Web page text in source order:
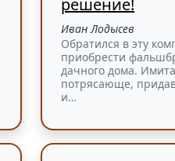
решение!
Иван Лодысев
Обратился в эту
приобрести
дачного дома.
потрясающе,
и…